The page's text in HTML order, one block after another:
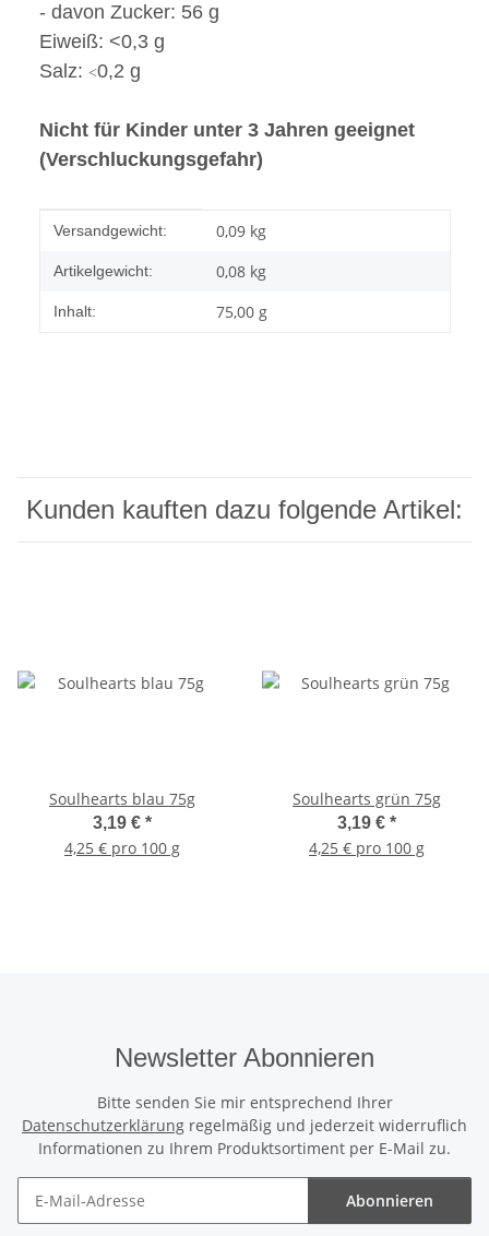
- davon Zucker: 56 g
Eiweiß: <0,3 g
Salz: <0,2 g
Nicht für Kinder unter 3 Jahren geeignet
(Verschluckungsgefahr)
Produkteigenschaft
Wert
Versandgewicht: 0,09 kg
Artikelgewicht: 0,08 kg
Inhalt: 75,00 g
Kunden kauften dazu folgende Artikel:
Soulhearts blau 75g
3,19 € *
4,25 € pro 100 g
Soulhearts grün 75g
3,19 € *
4,25 € pro 100 g
Newsletter Abonnieren
Bitte senden Sie mir entsprechend Ihrer
Datenschutzerklärung regelmäßig und jederzeit widerruflich
Informationen zu Ihrem Produktsortiment per E-Mail zu.
Abonnieren